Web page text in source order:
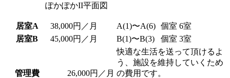
ぽかぽかII平面図
居室A 38,000円／月 A(1)〜A(6) 個室 6室
居室B
45,000円／月 B(1)〜B(3) 個室 3室
管理費 26,000円／月
快適な生活を送って頂けるよ
う、施設を維持していくため
の費用です。